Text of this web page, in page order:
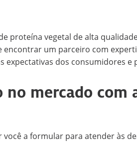
proteína vegetal de alta
um parceiro com
dos consumidores
no mercado
a formular para atender às